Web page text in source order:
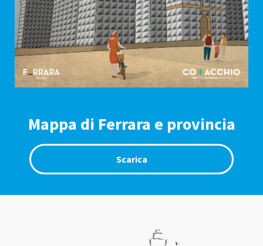
Mappa di Ferrara e provincia
Scarica